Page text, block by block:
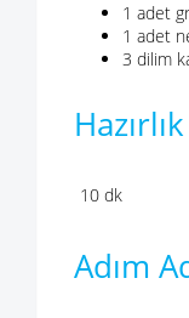
1 adet
1 adet
3 dilim
10 dk
Adım